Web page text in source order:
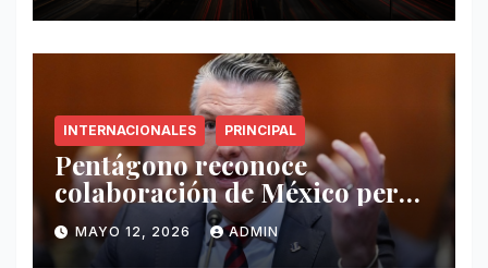
INTERNACIONALES PRINCIPAL
Pentágono reconoce
colaboración de México pero
exige mayor operatividad
antidrogas
MAYO 12, 2026 ADMIN